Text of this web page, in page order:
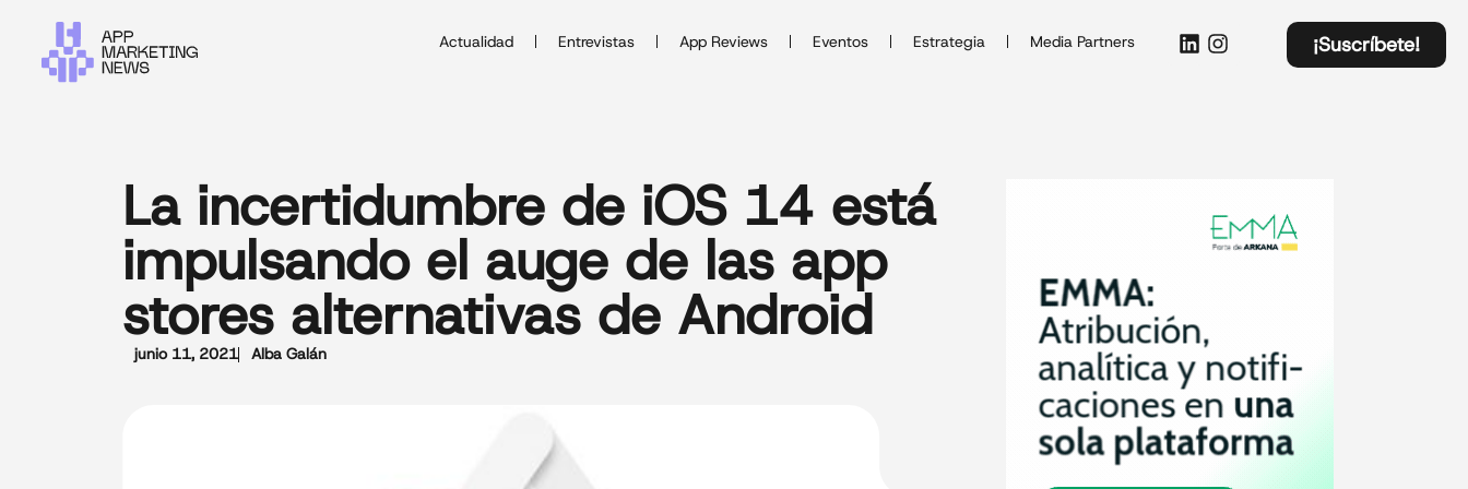
Actualidad Entrevistas App Reviews Eventos Estrategia Media Partners ¡Suscríbete!
La incertidumbre de iOS 14 está
impulsando el auge de las app
stores alternativas de Android
junio 11, 2021 Alba Galán